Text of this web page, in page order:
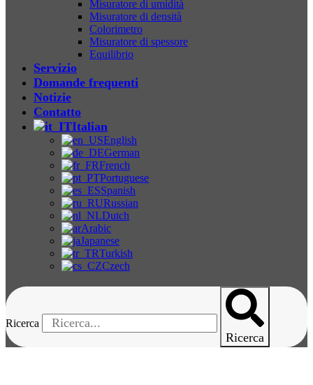
Misuratore di umidità
Misuratore di densità
Colorimetro
Misuratore di spessore
Equilibrio
Servizio
Domande frequenti
Notizie
Contatto
Italian
English
German
French
Portuguese
Spanish
Russian
Dutch
Arabic
Japanese
Turkish
Czech
Ricerca
Ricerca